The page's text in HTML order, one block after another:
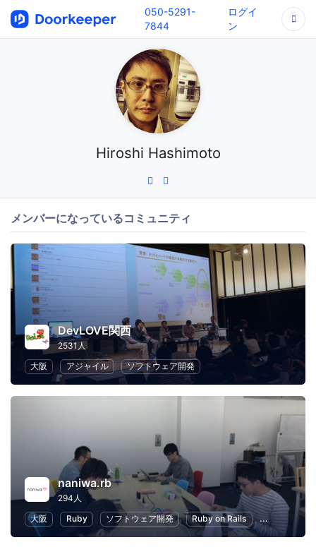
050-5291-
7844
ログイ
ン
Hiroshi Hashimoto
メンバーになっているコミュニティ
DevLOVE関西
2531人
大阪
アジャイル ソフトウェア開発
naniwa.rb
294人
大阪
Ruby ソフトウェア開発 Ruby on Rails IoT 初心